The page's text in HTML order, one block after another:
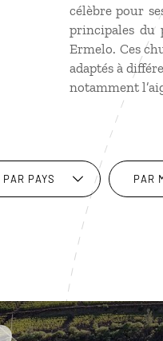
célèbre pour
principales du
Ermelo. Ces
adaptés à
notamment
PAR PAYS PAR